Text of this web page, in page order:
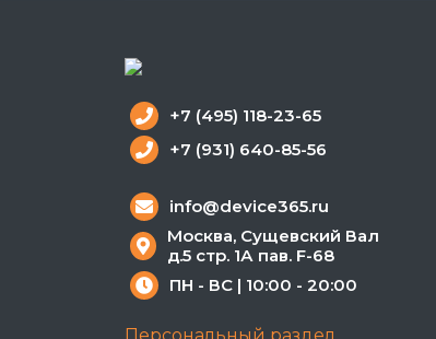
+7 (495) 118-23-65
+7 (931) 640-85-56
info@device365.ru
Москва, Сущевский Вал
д.5 стр. 1А пав. F-68
ПН - ВС | 10:00 - 20:00